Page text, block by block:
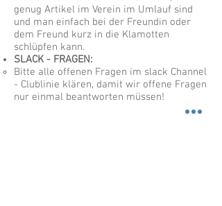
genug Artikel im Verein im Umlauf sind
und man einfach bei der Freundin oder
dem Freund kurz in die Klamotten
schlüpfen kann.
SLACK - FRAGEN:
Bitte alle offenen Fragen im slack Channel
- Clublinie klären, damit wir offene Fragen
nur einmal beantworten müssen! ​